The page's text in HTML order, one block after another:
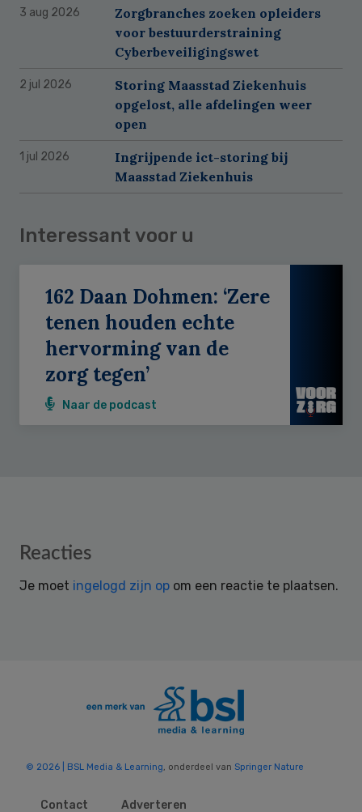
3 aug 2026
Zorgbranches zoeken opleiders
voor bestuurderstraining
Cyberbeveiligingswet
2 jul 2026
Storing Maasstad Ziekenhuis
opgelost, alle afdelingen weer
open
1 jul 2026
Ingrijpende ict-storing bij
Maasstad Ziekenhuis
Interessant voor u
162 Daan Dohmen: ‘Zere
tenen houden echte
hervorming van de
zorg tegen’
Naar de podcast
Reader
Reacties
Je moet ingelogd zijn op om een reactie te plaatsen.
© 2026 | BSL Media & Learning , onderdeel van Springer Nature
Contact Adverteren